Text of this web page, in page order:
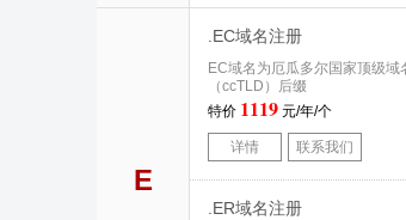
E
.EC域名注册
EC域名为厄瓜多尔国家顶级域
（ccTLD）后缀
特价 1119 元/年/个
详情 联系我们
.ER域名注册